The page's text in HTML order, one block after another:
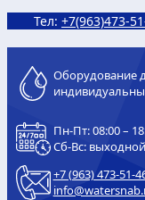
Перейти
Тел: +7(963)473-
Оборудование
Пн-Пт: 08:00 –
Сб-Вс: выходной
+7 (963) 473-51-